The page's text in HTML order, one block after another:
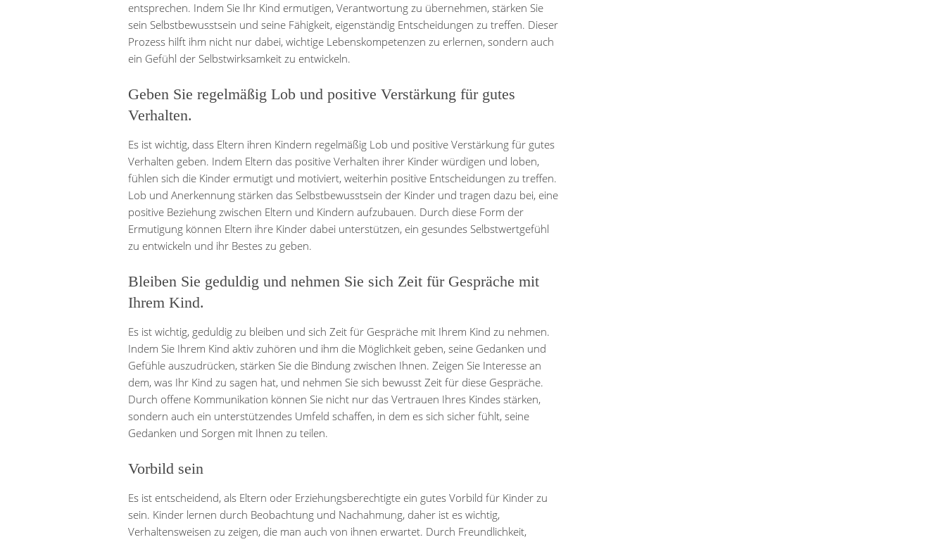
entsprechen. Indem Sie Ihr Kind ermutigen, Verantwortung zu übernehmen, stärken Sie
sein Selbstbewusstsein und seine Fähigkeit, eigenständig Entscheidungen zu treffen. Dieser
Prozess hilft ihm nicht nur dabei, wichtige Lebenskompetenzen zu erlernen, sondern auch
ein Gefühl der Selbstwirksamkeit zu entwickeln.
Geben Sie regelmäßig Lob und positive Verstärkung für gutes
Verhalten.
Es ist wichtig, dass Eltern ihren Kindern regelmäßig Lob und positive Verstärkung für gutes
Verhalten geben. Indem Eltern das positive Verhalten ihrer Kinder würdigen und loben,
fühlen sich die Kinder ermutigt und motiviert, weiterhin positive Entscheidungen zu treffen.
Lob und Anerkennung stärken das Selbstbewusstsein der Kinder und tragen dazu bei, eine
positive Beziehung zwischen Eltern und Kindern aufzubauen. Durch diese Form der
Ermutigung können Eltern ihre Kinder dabei unterstützen, ein gesundes Selbstwertgefühl
zu entwickeln und ihr Bestes zu geben.
Bleiben Sie geduldig und nehmen Sie sich Zeit für Gespräche mit
Ihrem Kind.
Es ist wichtig, geduldig zu bleiben und sich Zeit für Gespräche mit Ihrem Kind zu nehmen.
Indem Sie Ihrem Kind aktiv zuhören und ihm die Möglichkeit geben, seine Gedanken und
Gefühle auszudrücken, stärken Sie die Bindung zwischen Ihnen. Zeigen Sie Interesse an
dem, was Ihr Kind zu sagen hat, und nehmen Sie sich bewusst Zeit für diese Gespräche.
Durch offene Kommunikation können Sie nicht nur das Vertrauen Ihres Kindes stärken,
sondern auch ein unterstützendes Umfeld schaffen, in dem es sich sicher fühlt, seine
Gedanken und Sorgen mit Ihnen zu teilen.
Vorbild sein
Es ist entscheidend, als Eltern oder Erziehungsberechtigte ein gutes Vorbild für Kinder zu
sein. Kinder lernen durch Beobachtung und Nachahmung, daher ist es wichtig,
Verhaltensweisen zu zeigen, die man auch von ihnen erwartet. Durch Freundlichkeit,